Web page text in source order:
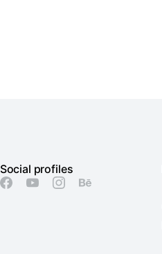
Social profiles